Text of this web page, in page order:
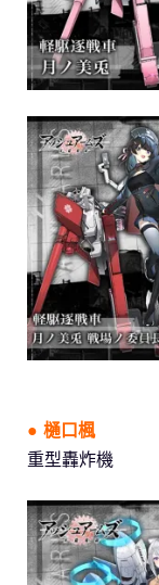
● 樋口楓
重型轟炸機